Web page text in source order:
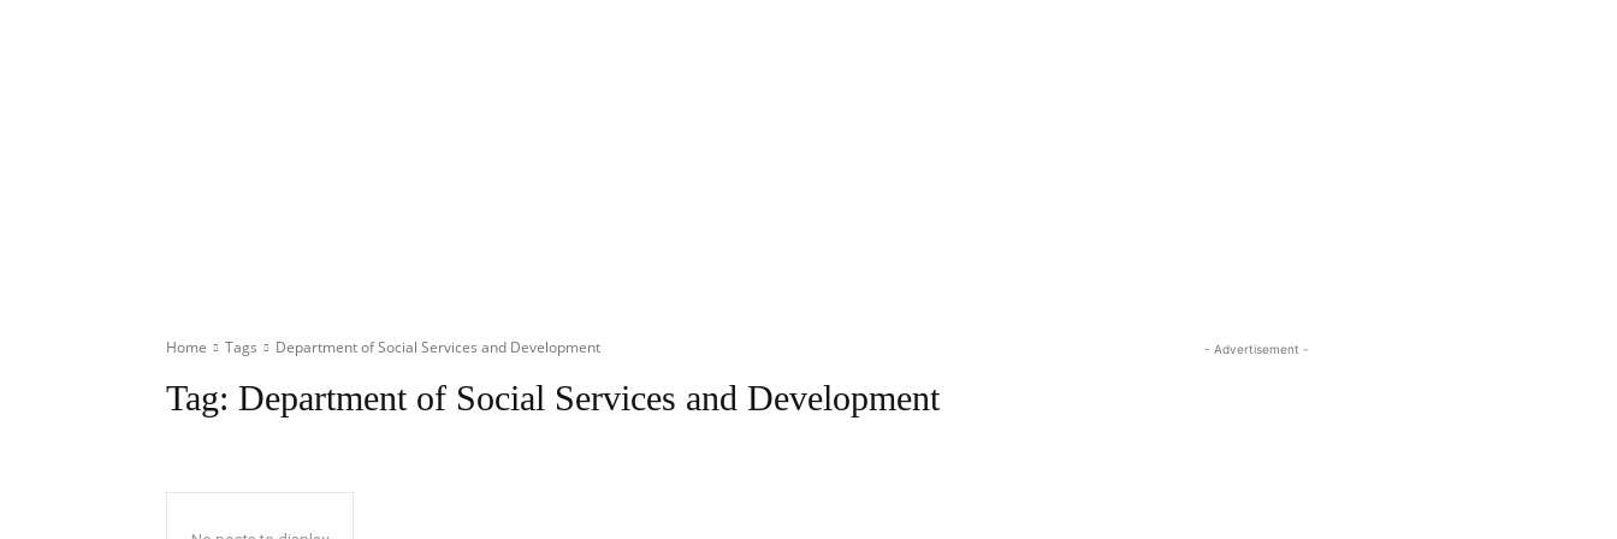
Home Tags Department of Social Services and Development
Tag: Department of Social Services and Development
- Advertisement -